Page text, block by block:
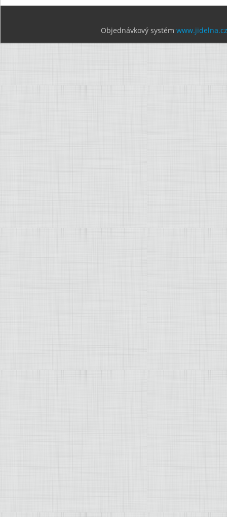
Objednávkový systém www.jidelna.cz